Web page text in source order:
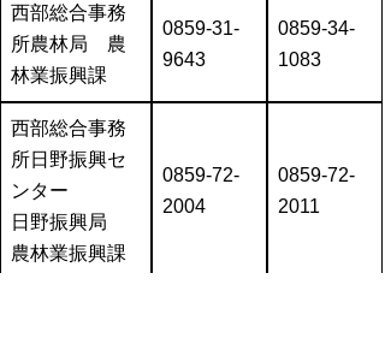
西部総合事務
所農林局 農
林業振興課
0859-31-
9643
0859-34-
1083
西部総合事務
所日野振興セ
ンター
日野振興局
農林業振興課
0859-72-
2004
0859-72-
2011